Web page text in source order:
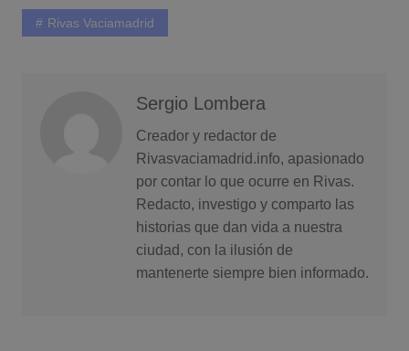
Rivas Vaciamadrid
Sergio Lombera
Creador y redactor de
Rivasvaciamadrid.info, apasionado
por contar lo que ocurre en Rivas.
Redacto, investigo y comparto las
historias que dan vida a nuestra
ciudad, con la ilusión de
mantenerte siempre bien informado.